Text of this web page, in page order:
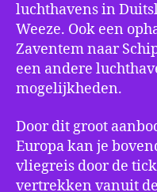
luchthavens in
Weeze. Ook een
Zaventem naar
een andere
mogelijkheden.
Door dit groot
Europa kan je
vliegreis door de
vertrekken vanuit